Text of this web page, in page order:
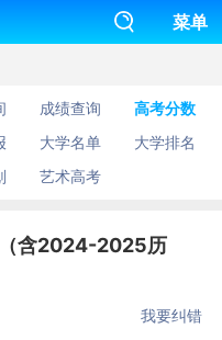
菜单
成绩查询
高考分数
大学名单
大学排名
艺术高考
含2024-2025历
我要纠错